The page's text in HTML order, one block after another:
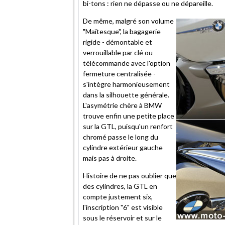
bi-tons : rien ne dépasse ou ne dépareille.
De même, malgré son volume
"Maïtesque", la bagagerie
rigide - démontable et
verrouillable par clé ou
télécommande avec l'option
fermeture centralisée -
s'intègre harmonieusement
dans la silhouette générale.
L'asymétrie chère à BMW
trouve enfin une petite place
sur la GTL, puisqu'un renfort
chromé passe le long du
cylindre extérieur gauche
mais pas à droite.
Histoire de ne pas oublier que
des cylindres, la GTL en
compte justement six,
l'inscription "6" est visible
sous le réservoir et sur le